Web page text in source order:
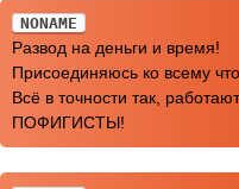
NONAME
Развод на деньги и время!
Присоединяюсь ко всему
Всё в точности так,
ПОФИГИСТЫ!